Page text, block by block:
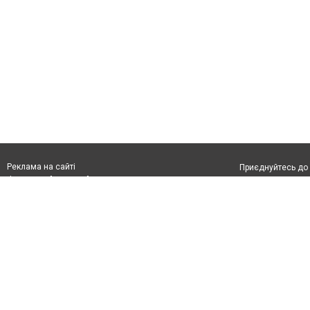
Реклама на сайті
Франшиза "CitySites"
Приєднуйтесь до